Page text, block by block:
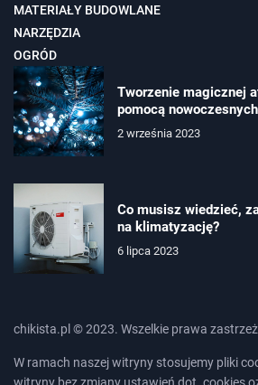
MATERIAŁY BUDOWLANE
NARZĘDZIA
OGRÓD
Tworzenie magicznej
pomocą
2 września 2023
Co musisz wiedzieć,
na klimatyzację?
6 lipca 2023
chikista.pl © 2023. Wszelkie prawa
W ramach naszej witryny stosujemy pliki